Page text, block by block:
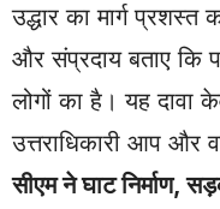
उद्धार का मार्ग
और संप्रदाय बताए कि
लोगों का है। यह
उत्तराधिकारी आप और
सीएम ने घाट निर्माण,